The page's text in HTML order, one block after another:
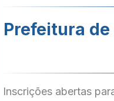
Prefeitura
Inscrições abertas